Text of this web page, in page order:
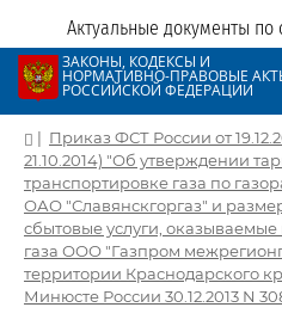
Актуальные документы по
ЗАКОНЫ, КОДЕКСЫ И
НОРМАТИВНО-ПРАВОВЫЕ
РОССИЙСКОЙ ФЕДЕРАЦИИ
| Приказ ФСТ России от
21.10.2014) "Об утверждении
транспортировке газа по
ОАО "Славянскгоргаз" и
сбытовые услуги,
газа ООО "Газпром
территории Краснодарского
Минюсте России 30.12.2013 N